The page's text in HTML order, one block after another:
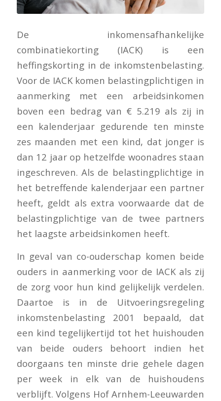
De inkomensafhankelijke
combinatiekorting (IACK) is een
heffingskorting in de inkomstenbelasting.
Voor de IACK komen belastingplichtigen in
aanmerking met een arbeidsinkomen
boven een bedrag van € 5.219 als zij in
een kalenderjaar gedurende ten minste
zes maanden met een kind, dat jonger is
dan 12 jaar op hetzelfde woonadres staan
ingeschreven. Als de belastingplichtige in
het betreffende kalenderjaar een partner
heeft, geldt als extra voorwaarde dat de
belastingplichtige van de twee partners
het laagste arbeidsinkomen heeft.
In geval van co-ouderschap komen beide
ouders in aanmerking voor de IACK als zij
de zorg voor hun kind gelijkelijk verdelen.
Daartoe is in de Uitvoeringsregeling
inkomstenbelasting 2001 bepaald, dat
een kind tegelijkertijd tot het huishouden
van beide ouders behoort indien het
doorgaans ten minste drie gehele dagen
per week in elk van de huishoudens
verblijft. Volgens Hof Arnhem-Leeuwarden